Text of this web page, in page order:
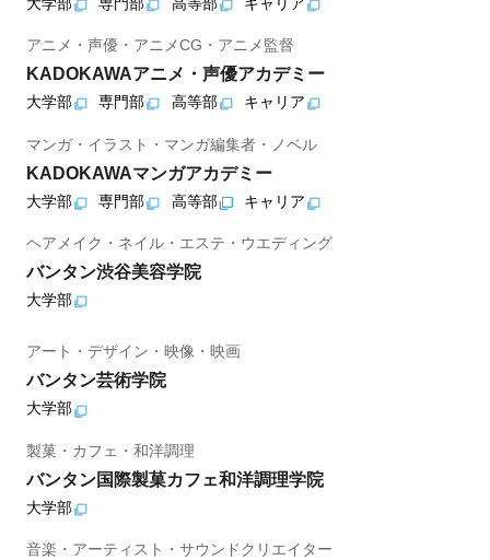
アニメ・声優・アニメCG・アニメ監督
KADOKAWAアニメ・声優アカデミー
大学部 専門部 高等部 キャリア
マンガ・イラスト・マンガ編集者・ノベル
KADOKAWAマンガアカデミー
大学部 専門部 高等部 キャリア
ヘアメイク・ネイル・エステ・ウエディング
バンタン渋谷美容学院
大学部
アート・デザイン・映像・映画
バンタン芸術学院
大学部
製菓・カフェ・和洋調理
バンタン国際製菓カフェ和洋調理学院
大学部
音楽・アーティスト・サウンドクリエイター